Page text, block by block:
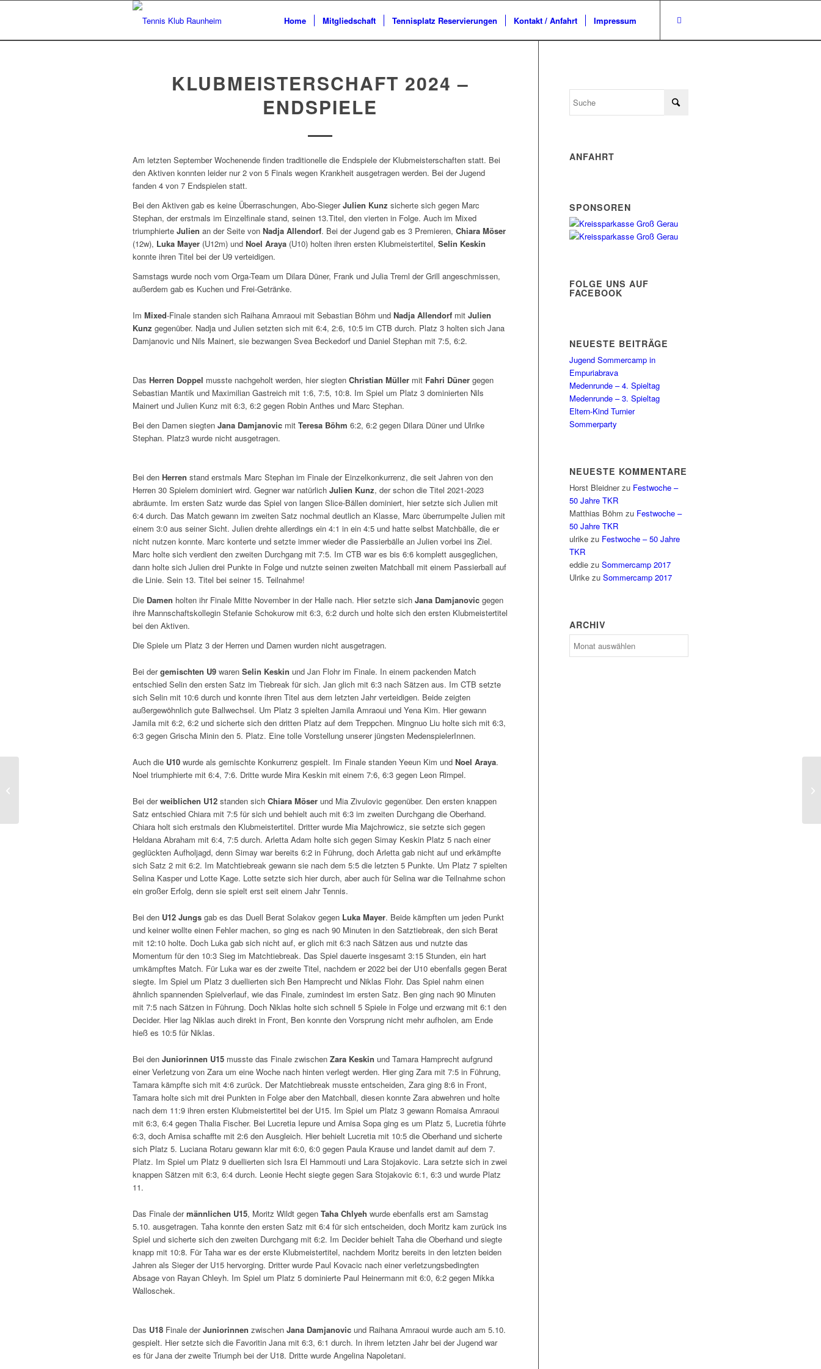
Home Mitgliedschaft Tennisplatz Reservierungen Kontakt / Anfahrt Impressum
KLUBMEISTERSCHAFT 2024 –
ENDSPIELE
Am letzten September Wochenende finden traditionelle die Endspiele der Klubmeisterschaften statt. Bei
den Aktiven konnten leider nur 2 von 5 Finals wegen Krankheit ausgetragen werden. Bei der Jugend
fanden 4 von 7 Endspielen statt.
Bei den Aktiven gab es keine Überraschungen, Abo-SiegerJulien Kunz sicherte sich gegen Marc
Stephan, der erstmals im Einzelfinale stand, seinen 13.Titel, den vierten in Folge. Auch im Mixed
triumphierte Julien an der Seite von Nadja Allendorf. Bei der Jugend gab es 3 Premieren, Chiara Möser
(12w), Luka Mayer (U12m) und Noel Araya (U10) holten ihren ersten Klubmeistertitel, Selin Keskin
konnte ihren Titel bei der U9 verteidigen.
Samstags wurde noch vom Orga-Team um Dilara Düner, Frank und Julia Treml der Grill angeschmissen,
außerdem gab es Kuchen und Frei-Getränke.
Im Mixed-Finale standen sich Raihana Amraoui mit Sebastian Böhm und Nadja Allendorf mit Julien
Kunz gegenüber. Nadja und Julien setzten sich mit 6:4, 2:6, 10:5 im CTB durch. Platz 3 holten sich Jana
Damjanovic und Nils Mainert, sie bezwangen Svea Beckedorf und Daniel Stephan mit 7:5, 6:2.
Das Herren Doppel musste nachgeholt werden, hier siegten Christian Müller mit Fahri Düner gegen
Sebastian Mantik und Maximilian Gastreich mit 1:6, 7:5, 10:8. Im Spiel um Platz 3 dominierten Nils
Mainert und Julien Kunz mit 6:3, 6:2 gegen Robin Anthes und Marc Stephan.
Bei den Damen siegten Jana Damjanovic mit Teresa Böhm 6:2, 6:2 gegen Dilara Düner und Ulrike
Stephan. Platz3 wurde nicht ausgetragen.
Bei den Herren stand erstmals Marc Stephan im Finale der Einzelkonkurrenz, die seit Jahren von den
Herren 30 Spielern dominiert wird. Gegner war natürlich Julien Kunz, der schon die Titel 2021-2023
abräumte. Im ersten Satz wurde das Spiel von langen Slice-Bällen dominiert, hier setzte sich Julien mit
6:4 durch. Das Match gewann im zweiten Satz nochmal deutlich an Klasse, Marc überrumpelte Julien mit
einem 3:0 aus seiner Sicht. Julien drehte allerdings ein 4:1 in ein 4:5 und hatte selbst Matchbälle, die er
nicht nutzen konnte. Marc konterte und setzte immer wieder die Passierbälle an Julien vorbei ins Ziel.
Marc holte sich verdient den zweiten Durchgang mit 7:5. Im CTB war es bis 6:6 komplett ausgeglichen,
dann holte sich Julien drei Punkte in Folge und nutzte seinen zweiten Matchball mit einem Passierball auf
die Linie. Sein 13. Titel bei seiner 15. Teilnahme!
Die Damen holten ihr Finale Mitte November in der Halle nach. Hier setzte sich Jana Damjanovic gegen
ihre Mannschaftskollegin Stefanie Schokurow mit 6:3, 6:2 durch und holte sich den ersten Klubmeistertitel
bei den Aktiven.
Die Spiele um Platz 3 der Herren und Damen wurden nicht ausgetragen.
Bei dergemischten U9 waren Selin Keskin und Jan Flohr im Finale. In einem packenden Match
entschied Selin den ersten Satz im Tiebreak für sich. Jan glich mit 6:3 nach Sätzen aus. Im CTB setzte
sich Selin mit 10:6 durch und konnte ihren Titel aus dem letzten Jahr verteidigen. Beide zeigten
außergewöhnlich gute Ballwechsel. Um Platz 3 spielten Jamila Amraoui und Yena Kim. Hier gewann
Jamila mit 6:2, 6:2 und sicherte sich den dritten Platz auf dem Treppchen. Mingnuo Liu holte sich mit 6:3,
6:3 gegen Grischa Minin den 5. Platz. Eine tolle Vorstellung unserer jüngsten MedenspielerInnen.
Auch die U10 wurde als gemischte Konkurrenz gespielt. Im Finale standen Yeeun Kim und Noel Araya.
Noel triumphierte mit 6:4, 7:6. Dritte wurde Mira Keskin mit einem 7:6, 6:3 gegen Leon Rimpel.
Bei derweiblichen U12 standen sich Chiara Möser und Mia Zivulovic gegenüber. Den ersten knappen
Satz entschied Chiara mit 7:5 für sich und behielt auch mit 6:3 im zweiten Durchgang die Oberhand.
Chiara holt sich erstmals den Klubmeistertitel. Dritter wurde Mia Majchrowicz, sie setzte sich gegen
Heldana Abraham mit 6:4, 7:5 durch. Arletta Adam holte sich gegen Simay Keskin Platz 5 nach einer
geglückten Aufholjagd, denn Simay war bereits 6:2 in Führung, doch Arletta gab nicht auf und erkämpfte
sich Satz 2 mit 6:2. Im Matchtiebreak gewann sie nach dem 5:5 die letzten 5 Punkte. Um Platz 7 spielten
Selina Kasper und Lotte Kage. Lotte setzte sich hier durch, aber auch für Selina war die Teilnahme schon
ein großer Erfolg, denn sie spielt erst seit einem Jahr Tennis.
Bei den U12 Jungs gab es das Duell Berat Solakov gegen Luka Mayer. Beide kämpften um jeden Punkt
und keiner wollte einen Fehler machen, so ging es nach 90 Minuten in den Satztiebreak, den sich Berat
mit 12:10 holte. Doch Luka gab sich nicht auf, er glich mit 6:3 nach Sätzen aus und nutzte das
Momentum für den 10:3 Sieg im Matchtiebreak. Das Spiel dauerte insgesamt 3:15 Stunden, ein hart
umkämpftes Match. Für Luka war es der zweite Titel, nachdem er 2022 bei der U10 ebenfalls gegen Berat
siegte. Im Spiel um Platz 3 duellierten sich Ben Hamprecht und Niklas Flohr. Das Spiel nahm einen
ähnlich spannenden Spielverlauf, wie das Finale, zumindest im ersten Satz. Ben ging nach 90 Minuten
mit 7:5 nach Sätzen in Führung. Doch Niklas holte sich schnell 5 Spiele in Folge und erzwang mit 6:1 den
Decider. Hier lag Niklas auch direkt in Front, Ben konnte den Vorsprung nicht mehr aufholen, am Ende
hieß es 10:5 für Niklas.
Bei den Juniorinnen U15 musste das Finale zwischen Zara Keskin und Tamara Hamprecht aufgrund
einer Verletzung von Zara um eine Woche nach hinten verlegt werden. Hier ging Zara mit 7:5 in Führung,
Tamara kämpfte sich mit 4:6 zurück. Der Matchtiebreak musste entscheiden, Zara ging 8:6 in Front,
Tamara holte sich mit drei Punkten in Folge aber den Matchball, diesen konnte Zara abwehren und holte
nach dem 11:9 ihren ersten Klubmeistertitel bei der U15. Im Spiel um Platz 3 gewann Romaisa Amraoui
mit 6:3, 6:4 gegen Thalia Fischer. Bei Lucretia Iepure und Arnisa Sopa ging es um Platz 5, Lucretia führte
6:3, doch Arnisa schaffte mit 2:6 den Ausgleich. Hier behielt Lucretia mit 10:5 die Oberhand und sicherte
sich Platz 5. Luciana Rotaru gewann klar mit 6:0, 6:0 gegen Paula Krause und landet damit auf dem 7.
Platz. Im Spiel um Platz 9 duellierten sich Isra El Hammouti und Lara Stojakovic. Lara setzte sich in zwei
knappen Sätzen mit 6:3, 6:4 durch. Leonie Hecht siegte gegen Sara Stojakovic 6:1, 6:3 und wurde Platz
11.
Das Finale dermännlichen U15, Moritz Wildt gegen Taha Chlyeh wurde ebenfalls erst am Samstag
5.10. ausgetragen. Taha konnte den ersten Satz mit 6:4 für sich entscheiden, doch Moritz kam zurück ins
Spiel und sicherte sich den zweiten Durchgang mit 6:2. Im Decider behielt Taha die Oberhand und siegte
knapp mit 10:8. Für Taha war es der erste Klubmeistertitel, nachdem Moritz bereits in den letzten beiden
Jahren als Sieger der U15 hervorging. Dritter wurde Paul Kovacic nach einer verletzungsbedingten
Absage von Rayan Chleyh. Im Spiel um Platz 5 dominierte Paul Heinermann mit 6:0, 6:2 gegen Mikka
Walloschek.
Das U18 Finale derJuniorinnen zwischen Jana Damjanovic und Raihana Amraoui wurde auch am 5.10.
gespielt. Hier setzte sich die Favoritin Jana mit 6:3, 6:1 durch. In ihrem letzten Jahr bei der Jugend war
es für Jana der zweite Triumph bei der U18. Dritte wurde Angelina Napoletani.
ANFAHRT
SPONSOREN
FOLGE UNS AUF
FACEBOOK
NEUESTE BEITRÄGE
Jugend Sommercamp in
Empuriabrava
Medenrunde – 4. Spieltag
Medenrunde – 3. Spieltag
Eltern-Kind Turnier
Sommerparty
NEUESTE KOMMENTARE
Horst Bleidnerzu Festwoche –
50 Jahre TKR
Matthias Böhm zu Festwoche –
50 Jahre TKR
ulrike zu Festwoche – 50 Jahre
TKR
eddie zuSommercamp 2017
Ulrike zuSommercamp 2017
ARCHIV